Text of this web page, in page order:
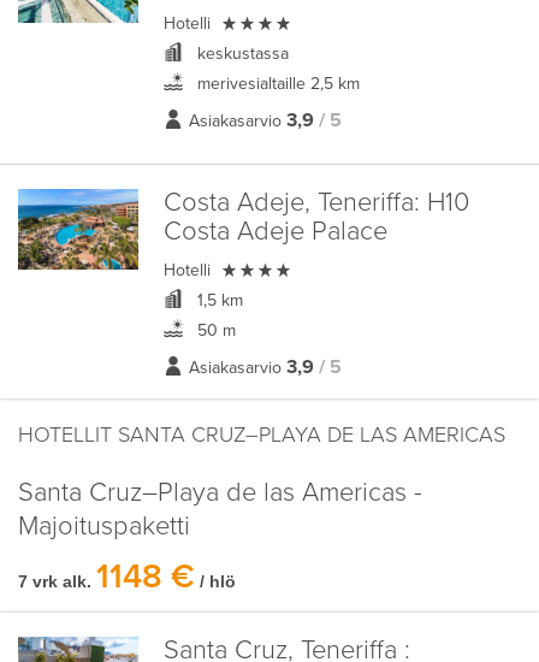
Hotelli 
keskustassa
merivesialtaille 2,5 km
Asiakasarvio 3,9 / 5
Costa Adeje, Teneriffa: H10
Costa Adeje Palace
Hotelli 
1,5 km
50 m
Asiakasarvio 3,9 / 5
HOTELLIT SANTA CRUZ–PLAYA DE LAS AMERICAS
Santa Cruz–Playa de las Americas -
Majoituspaketti
7 vrk alk. 1148 € / hlö
Santa Cruz, Teneriffa :